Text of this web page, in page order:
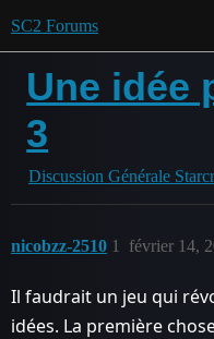
SC2 Forums
Une idée
3
Discussion Générale
nicobzz-2510 février 14,
1
Il faudrait un jeu qui
idées. La première